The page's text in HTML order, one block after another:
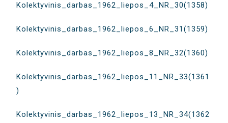
Kolektyvinis_darbas_1962_liepos_4_NR_30(1358)
Kolektyvinis_darbas_1962_liepos_6_NR_31(1359)
Kolektyvinis_darbas_1962_liepos_8_NR_32(1360)
Kolektyvinis_darbas_1962_liepos_11_NR_33(1361
)
Kolektyvinis_darbas_1962_liepos_13_NR_34(1362